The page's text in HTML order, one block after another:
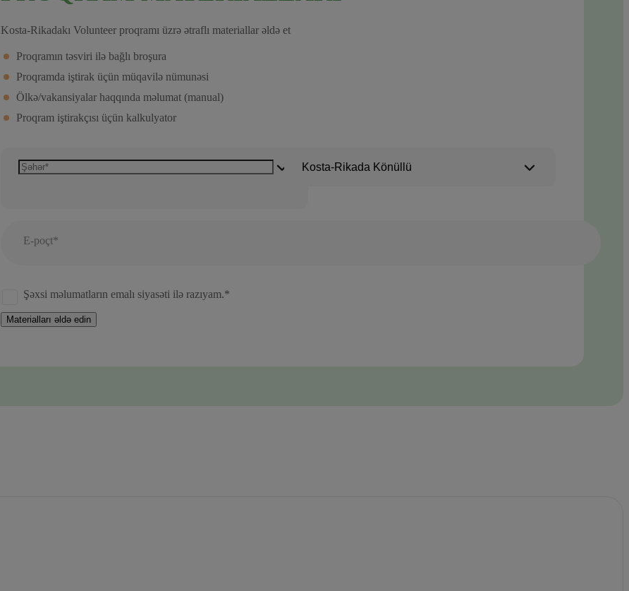
Kosta-Rikadakı Volunteer proqramı üzrə ətraflı materiallar əldə et
Proqramın təsviri ilə bağlı broşura
Proqramda iştirak üçün müqavilə nümunəsi
Ölkə/vakansiyalar haqqında məlumat (manual)
Proqram iştirakçısı üçün kalkulyator
Kosta-Rikada Könüllü
E-poçt*
Şəxsi məlumatların emalı siyasəti ilə razıyam.*
Materialları əldə edin